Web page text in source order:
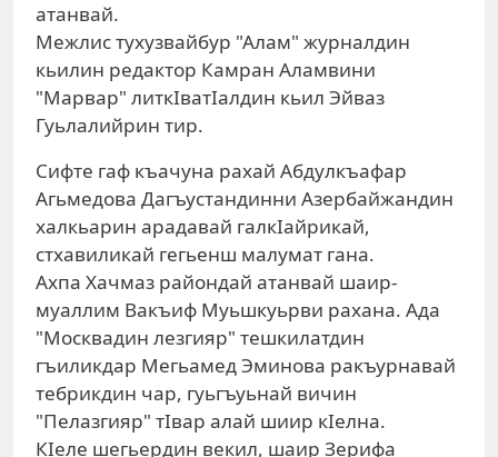
атанвай.
Межлис тухузвайбур "Алам" журналдин
кьилин редактор Камран Аламвини
"Марвар" литкIватIалдин кьил Эйваз
Гуьлалийрин тир.
Сифте гаф къачуна рахай Абдулкъафар
Агьмедова Дагъустандинни Азербайжандин
халкьарин арадавай галкIайрикай,
стхавиликай гегьенш малумат гана.
Ахпа Хачмаз райондай атанвай шаир-
муаллим Вакъиф Муьшкуьрви рахана. Ада
"Москвадин лезгияр" тешкилатдин
гъиликдар Мегьамед Эминова ракъурнавай
тебрикдин чар, гуьгъуьнай вичин
"Пелазгияр" тIвар алай шиир кIелна.
КIеле шегьердин векил, шаир Зерифа